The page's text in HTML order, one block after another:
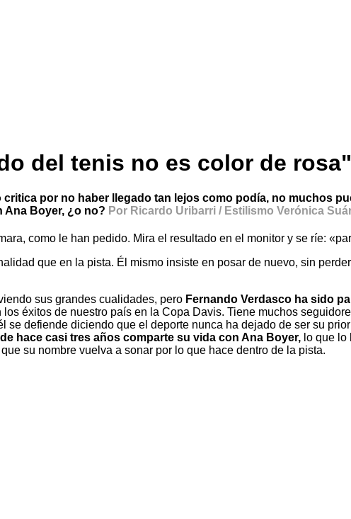
del tenis no es color de rosa"
por no haber llegado tan lejos como podía, no muchos
Ana Boyer, ¿o no? Por Ricardo Uribarri / Estilismo Verónica
como le han pedido. Mira el resultado en el monitor y se ríe:
que en la pista. Él mismo insiste en posar de nuevo, sin
sus grandes cualidades, pero Fernando Verdasco ha sido
éxitos de nuestro país en la Copa Davis. Tiene muchos
se defiende diciendo que el deporte nunca ha dejado de ser su
hace casi tres años comparte su vida con Ana Boyer, lo que
su nombre vuelva a sonar por lo que hace dentro de la pista.